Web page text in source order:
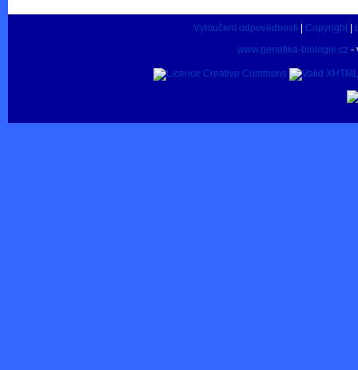
Vyloučení odpovědnosti Copyright
www.genetika-biologie.cz -